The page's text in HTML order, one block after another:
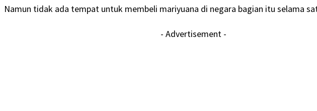
Namun tidak ada tempat untuk membeli mariyuana di negara bagian itu selama
- Advertisement -